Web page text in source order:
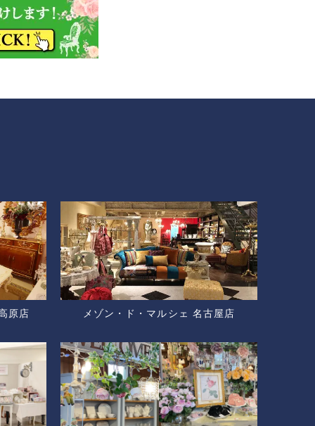
原店 メゾン・ド・マルシェ 名古屋店